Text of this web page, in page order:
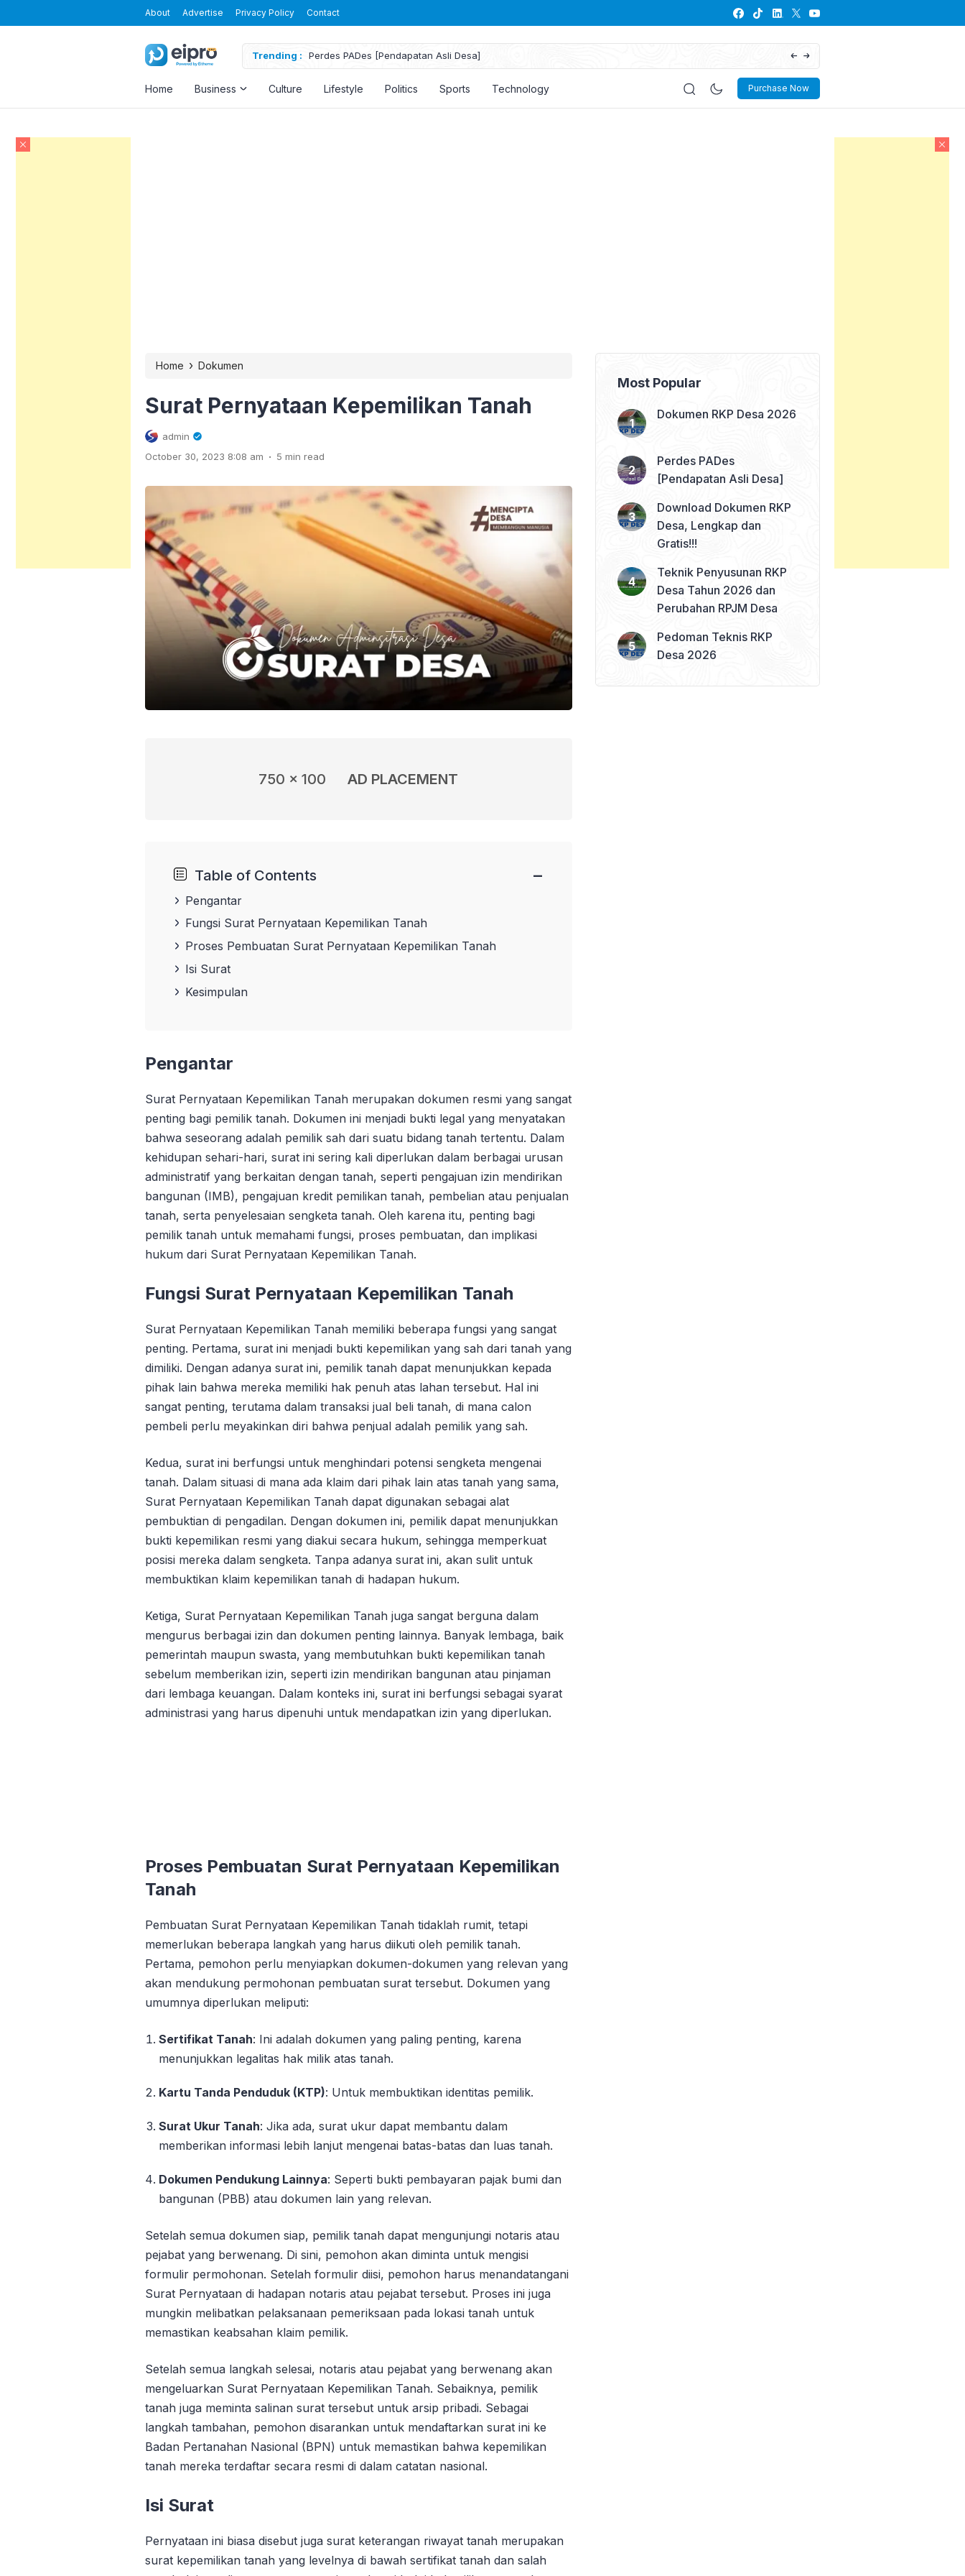
About Advertise Privacy Policy Contact
Trending : Perdes PADes [Pendapatan Asli Desa] Download Dokumen RKP Desa, Lengkap
Purchase Now
Home Business Culture Lifestyle Politics Sports Technology
Home › Dokumen
Surat Pernyataan Kepemilikan Tanah
admin
October 30, 2023 8:08 am . 5 min read
750 x 100 AD PLACEMENT
Table of Contents −
Pengantar
Fungsi Surat Pernyataan Kepemilikan Tanah
Proses Pembuatan Surat Pernyataan Kepemilikan Tanah
Isi Surat
Kesimpulan
Pengantar
Surat Pernyataan Kepemilikan Tanah merupakan dokumen resmi yang sangat
penting bagi pemilik tanah. Dokumen ini menjadi bukti legal yang menyatakan
bahwa seseorang adalah pemilik sah dari suatu bidang tanah tertentu. Dalam
kehidupan sehari-hari, surat ini sering kali diperlukan dalam berbagai urusan
administratif yang berkaitan dengan tanah, seperti pengajuan izin mendirikan
bangunan (IMB), pengajuan kredit pemilikan tanah, pembelian atau penjualan
tanah, serta penyelesaian sengketa tanah. Oleh karena itu, penting bagi
pemilik tanah untuk memahami fungsi, proses pembuatan, dan implikasi
hukum dari Surat Pernyataan Kepemilikan Tanah.
Fungsi Surat Pernyataan Kepemilikan Tanah
Surat Pernyataan Kepemilikan Tanah memiliki beberapa fungsi yang sangat
penting. Pertama, surat ini menjadi bukti kepemilikan yang sah dari tanah yang
dimiliki. Dengan adanya surat ini, pemilik tanah dapat menunjukkan kepada
pihak lain bahwa mereka memiliki hak penuh atas lahan tersebut. Hal ini
sangat penting, terutama dalam transaksi jual beli tanah, di mana calon
pembeli perlu meyakinkan diri bahwa penjual adalah pemilik yang sah.
Kedua, surat ini berfungsi untuk menghindari potensi sengketa mengenai
tanah. Dalam situasi di mana ada klaim dari pihak lain atas tanah yang sama,
Surat Pernyataan Kepemilikan Tanah dapat digunakan sebagai alat
pembuktian di pengadilan. Dengan dokumen ini, pemilik dapat menunjukkan
bukti kepemilikan resmi yang diakui secara hukum, sehingga memperkuat
posisi mereka dalam sengketa. Tanpa adanya surat ini, akan sulit untuk
membuktikan klaim kepemilikan tanah di hadapan hukum.
Ketiga, Surat Pernyataan Kepemilikan Tanah juga sangat berguna dalam
mengurus berbagai izin dan dokumen penting lainnya. Banyak lembaga, baik
pemerintah maupun swasta, yang membutuhkan bukti kepemilikan tanah
sebelum memberikan izin, seperti izin mendirikan bangunan atau pinjaman
dari lembaga keuangan. Dalam konteks ini, surat ini berfungsi sebagai syarat
administrasi yang harus dipenuhi untuk mendapatkan izin yang diperlukan.
Proses Pembuatan Surat Pernyataan Kepemilikan
Tanah
Pembuatan Surat Pernyataan Kepemilikan Tanah tidaklah rumit, tetapi
memerlukan beberapa langkah yang harus diikuti oleh pemilik tanah.
Pertama, pemohon perlu menyiapkan dokumen-dokumen yang relevan yang
akan mendukung permohonan pembuatan surat tersebut. Dokumen yang
umumnya diperlukan meliputi:
Sertifikat Tanah: Ini adalah dokumen yang paling penting, karena
menunjukkan legalitas hak milik atas tanah.
Kartu Tanda Penduduk (KTP): Untuk membuktikan identitas pemilik.
Surat Ukur Tanah: Jika ada, surat ukur dapat membantu dalam
memberikan informasi lebih lanjut mengenai batas-batas dan luas tanah.
Dokumen Pendukung Lainnya: Seperti bukti pembayaran pajak bumi dan
bangunan (PBB) atau dokumen lain yang relevan.
Setelah semua dokumen siap, pemilik tanah dapat mengunjungi notaris atau
pejabat yang berwenang. Di sini, pemohon akan diminta untuk mengisi
formulir permohonan. Setelah formulir diisi, pemohon harus menandatangani
Surat Pernyataan di hadapan notaris atau pejabat tersebut. Proses ini juga
mungkin melibatkan pelaksanaan pemeriksaan pada lokasi tanah untuk
memastikan keabsahan klaim pemilik.
Setelah semua langkah selesai, notaris atau pejabat yang berwenang akan
mengeluarkan Surat Pernyataan Kepemilikan Tanah. Sebaiknya, pemilik
tanah juga meminta salinan surat tersebut untuk arsip pribadi. Sebagai
langkah tambahan, pemohon disarankan untuk mendaftarkan surat ini ke
Badan Pertanahan Nasional (BPN) untuk memastikan bahwa kepemilikan
tanah mereka terdaftar secara resmi di dalam catatan nasional.
Isi Surat
Pernyataan ini biasa disebut juga surat keterangan riwayat tanah merupakan
surat kepemilikan tanah yang levelnya di bawah sertifikat tanah dan salah
Most Popular
Dokumen RKP Desa 2026
Perdes PADes
[Pendapatan Asli Desa]
Download Dokumen RKP
Desa, Lengkap dan
Gratis!!!
Teknik Penyusunan RKP
Desa Tahun 2026 dan
Perubahan RPJM Desa
Pedoman Teknis RKP
Desa 2026